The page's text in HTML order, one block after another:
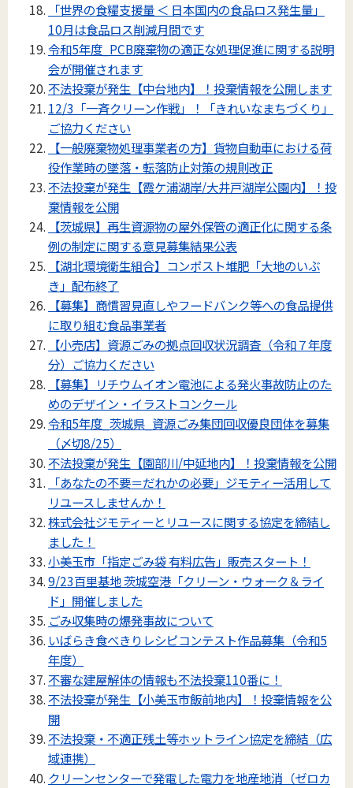
「世界の食糧支援量 ＜ 日本国内の食品ロス発生量」
10月は食品ロス削減月間です
令和5年度_PCB廃棄物の適正な処理促進に関する説明
会が開催されます
不法投棄が発生【中台地内】！投棄情報を公開します
12/3「一斉クリーン作戦」！「きれいなまちづくり」
ご協力ください
【一般廃棄物処理事業者の方】貨物⾃動⾞における荷
役作業時の墜落・転落防⽌対策の規則改正
不法投棄が発生【霞ケ浦湖岸/大井戸湖岸公園内】！投
棄情報を公開
【茨城県】再生資源物の屋外保管の適正化に関する条
例の制定に関する意見募集結果公表
【湖北環境衛生組合】コンポスト堆肥「大地のいぶ
き」配布終了
【募集】商慣習⾒直しやフードバンク等への⾷品提供
に取り組む⾷品事業者
【小売店】資源ごみの拠点回収状況調査（令和７年度
分）ご協力ください
【募集】リチウムイオン電池による発火事故防止のた
めのデザイン・イラストコンクール
令和5年度_茨城県_資源ごみ集団回収優良団体を募集
（〆切8/25）
不法投棄が発生【園部川/中延地内】！投棄情報を公開
「あなたの不要＝だれかの必要」ジモティー活用して
リユースしませんか！
株式会社ジモティーとリユースに関する協定を締結し
ました！
小美玉市「指定ごみ袋 有料広告」販売スタート！
9/23百里基地 茨城空港「クリーン・ウォーク＆ライ
ド」開催しました
ごみ収集時の爆発事故について
いばらき食べきりレシピコンテスト作品募集（令和5
年度）
不審な建屋解体の情報も不法投棄110番に！
不法投棄が発生【小美玉市飯前地内】！投棄情報を公
開
不法投棄・不適正残土等ホットライン協定を締結（広
域連携）
クリーンセンターで発電した電力を地産地消（ゼロカ